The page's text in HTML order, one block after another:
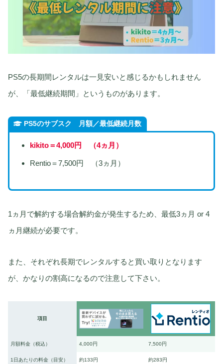
PS5の長期間レンタルは一見安いと感じるかもしれません
が、「最低継続期間」というものがあります。
PS5のサブスク 月額／最低継続月数
kikito＝4,000円 （4ヵ月 ）
Rentio＝7,500円 （3ヵ月）
1ヵ月で解約する場合解約金が発生するため、最低3ヵ月 or 4
ヵ月継続が必要です。
また、それぞれ長期でレンタルすると買い取りとなります
が、かなりの割高になるので注意して下さい。
項目
月額料金（税込） 4,000円 7,500円
1日あたりの料金（目安） 約133円 約283円